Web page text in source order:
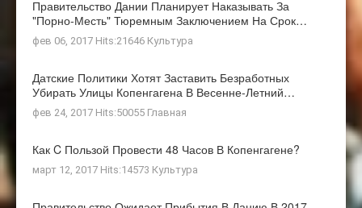
Правительство Дании Планирует Наказывать За
"порно-Месть" Тюремным Заключением На Срок…
фев 06, 2017 Hits:21646 Культура
Датские Политики Хотят Заставить Безработных
Убирать Улицы Копенгагена В Весенне-Летний…
фев 24, 2017 Hits:50055 Главная
Как C Пользой Провести 48 Часов В Копенгагене?
март 12, 2017 Hits:14573 Культура